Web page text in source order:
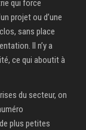
qui force
projet ou d’une
sans place
Il n’y a
ce qui aboutit à
du secteur, on
plus petites